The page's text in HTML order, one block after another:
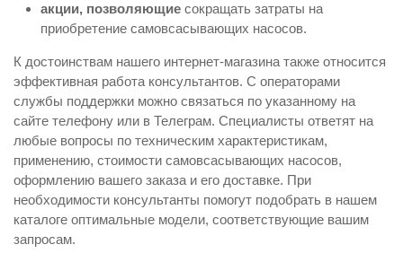
акции, позволяющие сокращать затраты на
приобретение самовсасывающих насосов.
К достоинствам нашего интернет-магазина также относится
эффективная работа консультантов. С операторами
службы поддержки можно связаться по указанному на
сайте телефону или в Телеграм. Специалисты ответят на
любые вопросы по техническим характеристикам,
применению, стоимости самовсасывающих насосов,
оформлению вашего заказа и его доставке. При
необходимости консультанты помогут подобрать в нашем
каталоге оптимальные модели, соответствующие вашим
запросам.